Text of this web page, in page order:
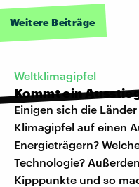
Weitere Beiträge
Weltklimagipfel
Kommt ein
Einigen sich die
Klimagipfel auf einen
Energieträgern?
Technologie?
Kipppunkte und so